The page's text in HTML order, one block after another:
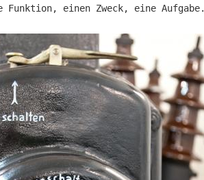
Funktion, einen Zweck, eine Aufgabe.